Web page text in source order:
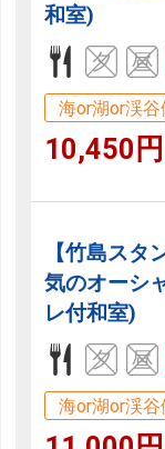
和室)
海or湖or渓谷
10,450
【竹島スタ
気のオーシ
レ付和室)
海or湖or渓谷